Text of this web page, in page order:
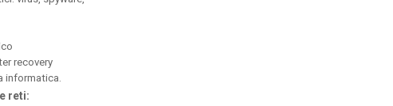
recovery
informatica.
reti: